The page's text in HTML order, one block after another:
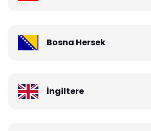
Bosna Hersek
İngiltere